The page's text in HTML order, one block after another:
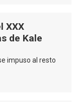
XXX
de Kale
impuso al resto